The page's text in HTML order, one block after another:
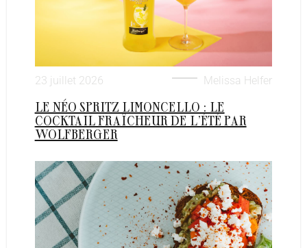
23 juillet 2026 Melissa Helfer
LE NÉO SPRITZ LIMONCELLO : LE
COCKTAIL FRAÎCHEUR DE L’ÉTÉ PAR
WOLFBERGER